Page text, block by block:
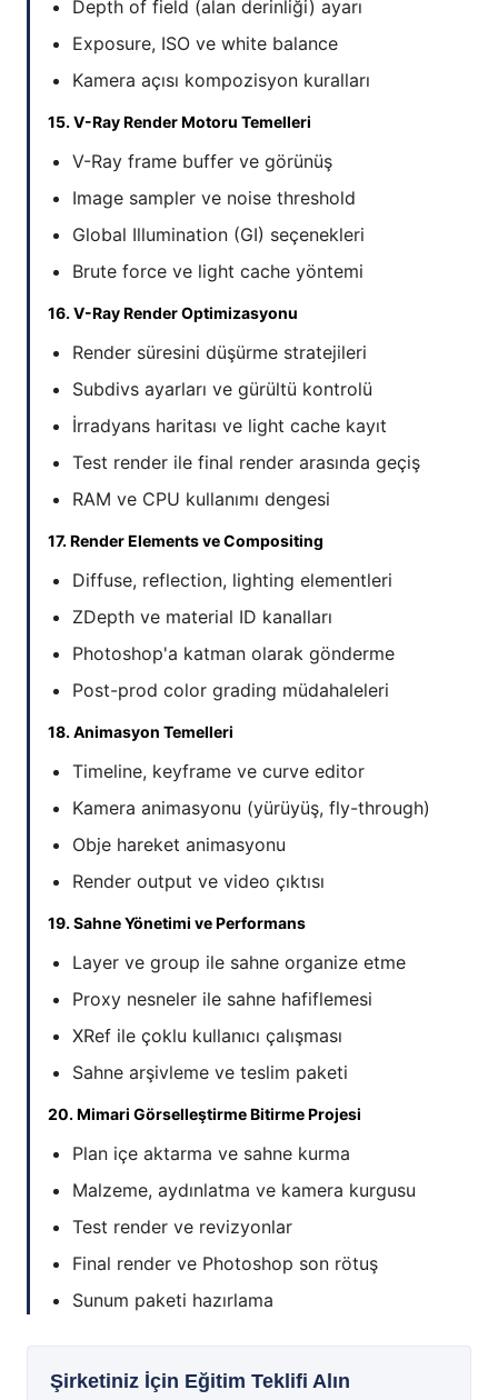
Depth of field (alan derinliği) ayarı
Exposure, ISO ve white balance
Kamera açısı kompozisyon kuralları
15. V-Ray Render Motoru Temelleri
V-Ray frame buffer ve görünüş
Image sampler ve noise threshold
Global Illumination (GI) seçenekleri
Brute force ve light cache yöntemi
16. V-Ray Render Optimizasyonu
Render süresini düşürme stratejileri
Subdivs ayarları ve gürültü kontrolü
İrradyans haritası ve light cache kayıt
Test render ile final render arasında geçiş
RAM ve CPU kullanımı dengesi
17. Render Elements ve Compositing
Diffuse, reflection, lighting elementleri
ZDepth ve material ID kanalları
Photoshop'a katman olarak gönderme
Post-prod color grading müdahaleleri
18. Animasyon Temelleri
Timeline, keyframe ve curve editor
Kamera animasyonu (yürüyüş, fly-through)
Obje hareket animasyonu
Render output ve video çıktısı
19. Sahne Yönetimi ve Performans
Layer ve group ile sahne organize etme
Proxy nesneler ile sahne hafiflemesi
XRef ile çoklu kullanıcı çalışması
Sahne arşivleme ve teslim paketi
20. Mimari Görselleştirme Bitirme Projesi
Plan içe aktarma ve sahne kurma
Malzeme, aydınlatma ve kamera kurgusu
Test render ve revizyonlar
Final render ve Photoshop son rötuş
Sunum paketi hazırlama
Şirketiniz İçin Eğitim Teklifi Alın